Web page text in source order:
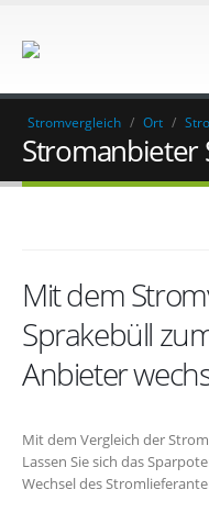
Stromvergleich / Ort /
Stromanbieter
Mit dem
Sprakebüll
Anbieter
Mit dem Vergleich der
Lassen Sie sich das
Wechsel des